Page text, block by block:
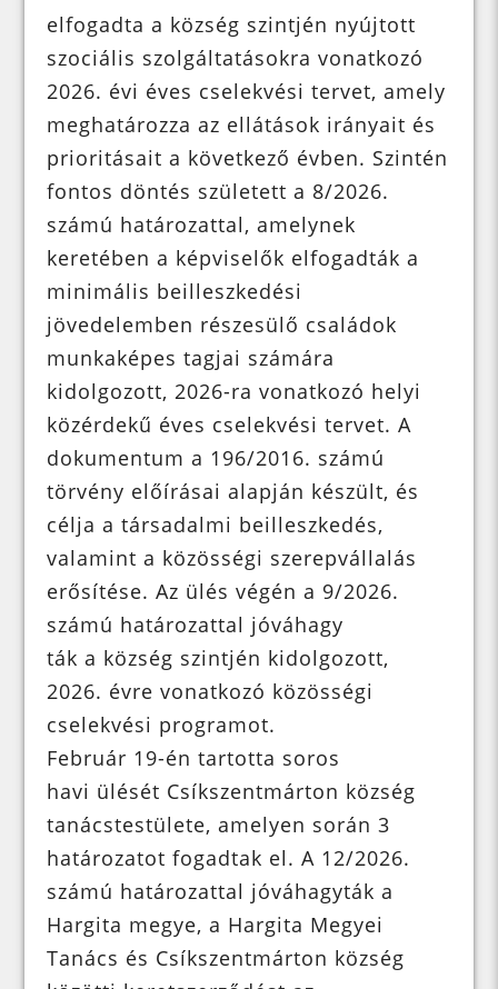
elfogadta a község szintjén nyújtott
szociális szolgáltatásokra vonatkozó
2026. évi éves cselekvési tervet, amely
meghatározza az ellátások irányait és
prioritásait a következő évben. Szintén
fontos döntés született a 8/2026.
számú határozattal, amelynek
keretében a képviselők elfogadták a
minimális beilleszkedési
jövedelemben részesülő családok
munkaképes tagjai számára
kidolgozott, 2026-ra vonatkozó helyi
közérdekű éves cselekvési tervet. A
dokumentum a 196/2016. számú
törvény előírásai alapján készült, és
célja a társadalmi beilleszkedés,
valamint a közösségi szerepvállalás
erősítése. Az ülés végén a 9/2026.
számú határozattal jóváhagy
ták a község szintjén kidolgozott,
2026. évre vonatkozó közösségi
cselekvési programot.
Február 19-én tartotta soros
havi ülését Csíkszentmárton község
tanácstestülete, amelyen során 3
határozatot fogadtak el. A 12/2026.
számú határozattal jóváhagyták a
Hargita megye, a Hargita Megyei
Tanács és Csíkszentmárton község